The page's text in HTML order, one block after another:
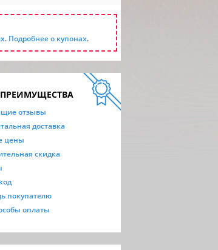
. Подробнее о купонах.
отзывы
доставка
цены
скидка
покупателю
оплаты